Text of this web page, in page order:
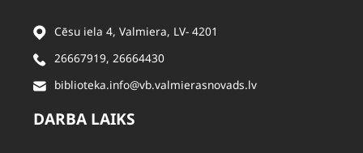
Cēsu iela 4, Valmiera, LV- 4201
26667919, 26664430
biblioteka.info@vb.valmierasnovads.lv
DARBA LAIKS